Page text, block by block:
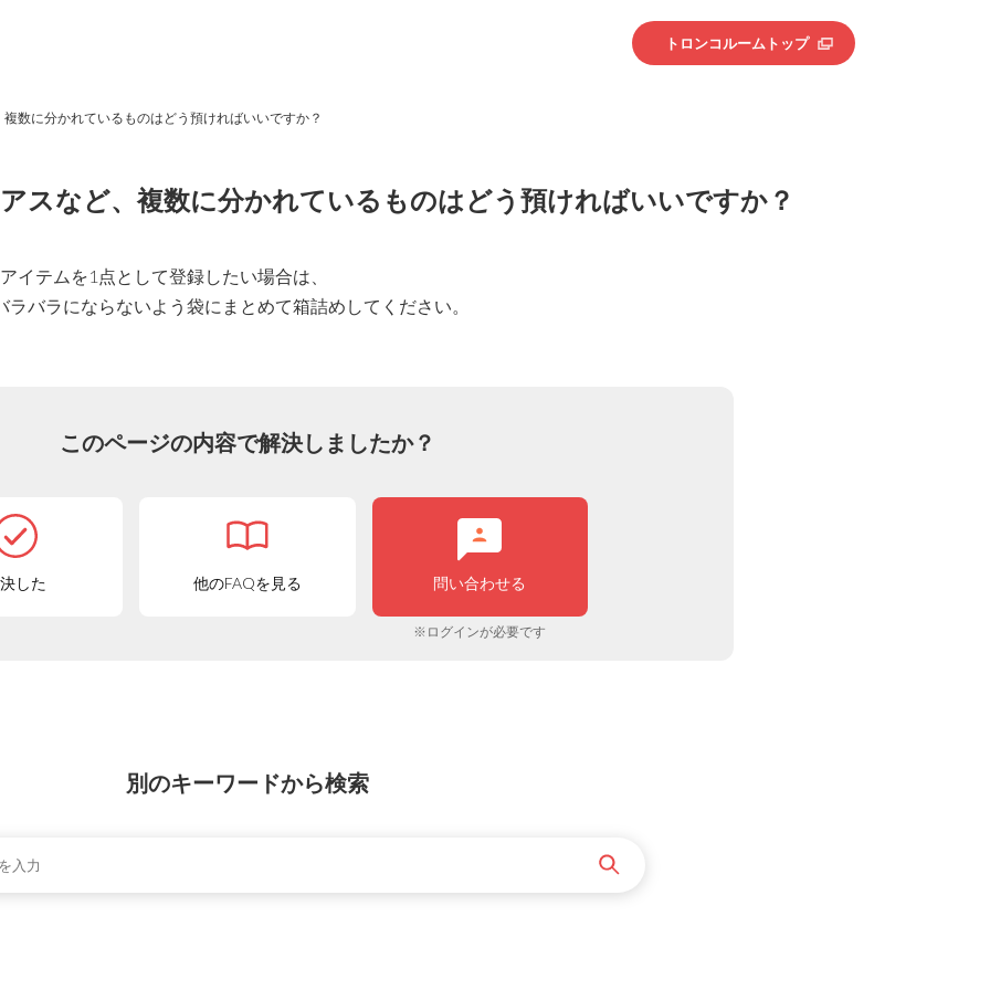
トロンコルームトップ
数に分かれているものはどう預ければいいですか？
スなど、複数に分かれているものはどう預ければいいですか？
イテムを1点として登録したい場合は、
バラにならないよう袋にまとめて箱詰めしてください。
このページの内容で解決しましたか？
した 他のFAQを見る 問い合わせる
※ログインが必要です
別のキーワードから検索